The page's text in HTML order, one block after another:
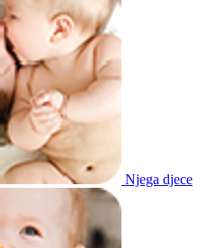
Njega djece